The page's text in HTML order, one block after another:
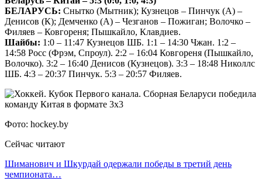
БЕЛАРУСЬ: Снытко (Мытник); Кузнецов – Пинчук (А) –
Денисов (К); Демченко (А) – Чезганов – Пожиган; Волочко –
Филяев – Ковгореня; Пышкайло, Клавдиев.
Шайбы: 1:0 – 11:47 Кузнецов ШБ. 1:1 – 14:30 Чжан. 1:2 –
14:58 Росс (Фрэм, Спроул). 2:2 – 16:04 Ковгореня (Пышкайло,
Волочко). 3:2 – 16:40 Денисов (Кузнецов). 3:3 – 18:48 Николлс
ШБ. 4:3 – 20:37 Пинчук. 5:3 – 20:57 Филяев.
Фото: hockey.by
Сейчас читают
Шиманович и Шкурдай одержали победы в третий день
чемпионата…